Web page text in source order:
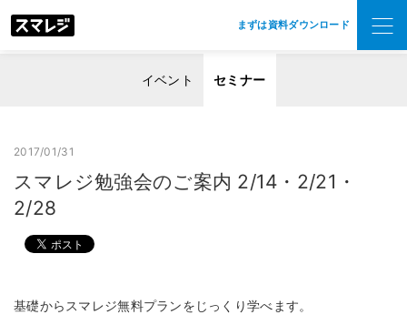
まずは資料ダウンロード
イベント セミナー
2017/01/31
スマレジ勉強会のご案内 2/14・2/21・
2/28
基礎からスマレジ無料プランをじっくり学べます。